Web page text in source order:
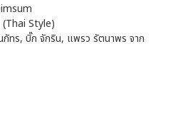
(Thai Style)
ทร, บิ๊ก จักริน, แพรว รัตนาพร จาก